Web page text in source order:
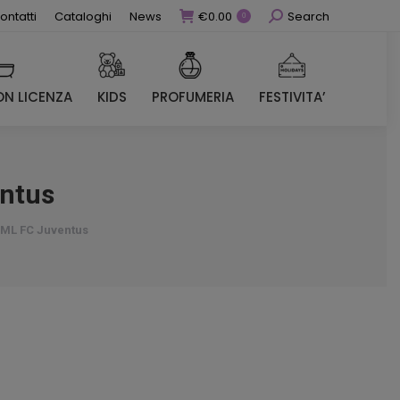
Cataloghi News €0.00 0 CercaSearch
LICENZA KIDS PROFUMERIA FESTIVITA’
FC Juventus
LICENZA KIDS PROFUMERIA FESTIVITA’